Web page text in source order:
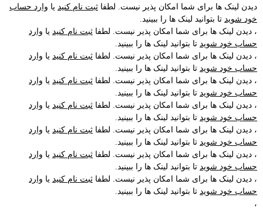
دیدن لینک ها برای شما امکان پذیر نیست. لطفا ثبت نام کنید یا وارد حساب
خود شوید تا بتوانید لینک ها را ببینید.
، دیدن لینک ها برای شما امکان پذیر نیست. لطفا ثبت نام کنید یا وارد
حساب خود شوید تا بتوانید لینک ها را ببینید.
، دیدن لینک ها برای شما امکان پذیر نیست. لطفا ثبت نام کنید یا وارد
حساب خود شوید تا بتوانید لینک ها را ببینید.
، دیدن لینک ها برای شما امکان پذیر نیست. لطفا ثبت نام کنید یا وارد
حساب خود شوید تا بتوانید لینک ها را ببینید.
، دیدن لینک ها برای شما امکان پذیر نیست. لطفا ثبت نام کنید یا وارد
حساب خود شوید تا بتوانید لینک ها را ببینید.
، دیدن لینک ها برای شما امکان پذیر نیست. لطفا ثبت نام کنید یا وارد
حساب خود شوید تا بتوانید لینک ها را ببینید.
، دیدن لینک ها برای شما امکان پذیر نیست. لطفا ثبت نام کنید یا وارد
حساب خود شوید تا بتوانید لینک ها را ببینید.
، دیدن لینک ها برای شما امکان پذیر نیست. لطفا ثبت نام کنید یا وارد
حساب خود شوید تا بتوانید لینک ها را ببینید.
،